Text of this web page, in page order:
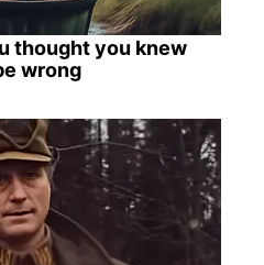
thought you knew
wrong